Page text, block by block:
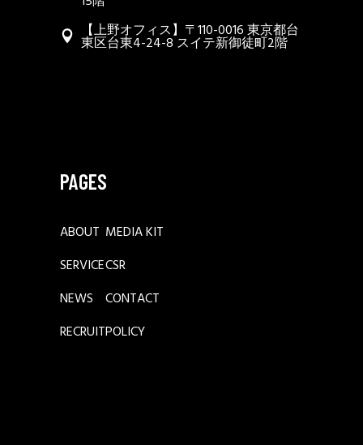
【上野オフィス】〒110-0016 東京都台
東区台東4-24-8 スイテ新御徒町2階
PAGES
ABOUT
SERVICE
NEWS
RECRUIT
MEDIA KIT
CSR
CONTACT
POLICY